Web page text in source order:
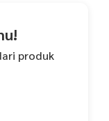
bagian tengah
produk